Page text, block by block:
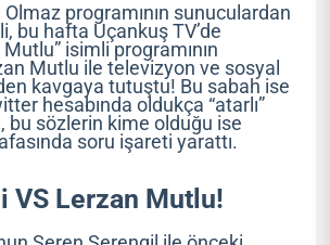
programının sunuculardan
bu hafta Uçankuş TV’de
Mutlu” isimli programının
Mutlu ile televizyon ve sosyal
kavgaya tutuştu! Bu sabah ise
hesabında oldukça “atarlı”
bu sözlerin kime olduğu ise
soru işareti yarattı.
VS Lerzan Mutlu!